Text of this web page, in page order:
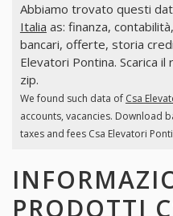
Abbiamo trovato questi
Italia as: finanza,
bancari, offerte, storia
Elevatori Pontina. Scarica
zip.
We found such data of Csa
accounts, vacancies. Download
taxes and fees Csa Elevatori
PRODOTTI